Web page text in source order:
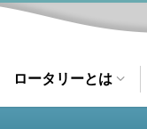
ロータリーとは